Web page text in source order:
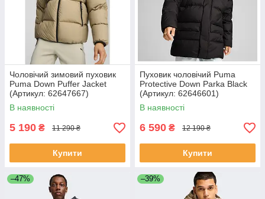
Чоловічий зимовий пуховик
Puma Down Puffer Jacket
(Артикул: 62647667)
В наявності
5 190 ₴ 11 290 ₴
Купити
Пуховик чоловічий Puma
Protective Down Parka Black
(Артикул: 62646601)
В наявності
6 590 ₴ 12 190 ₴
Купити
–47% –39%